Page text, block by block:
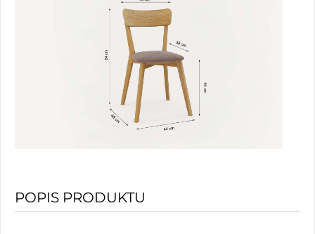
POPIS PRODUKTU